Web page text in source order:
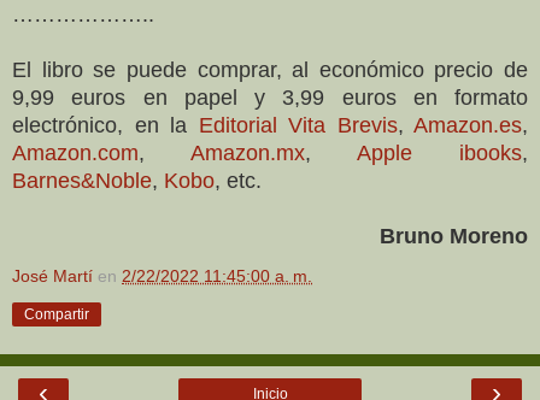
………………..
El libro se puede comprar, al económico precio de
9,99 euros en papel y 3,99 euros en formato
electrónico, en la Editorial Vita Brevis, Amazon.es,
Amazon.com, Amazon.mx, Apple ibooks,
Barnes&Noble, Kobo, etc.
Bruno Moreno
José Martí en 2/22/2022 11:45:00 a. m.
Compartir
‹ ›
Inicio